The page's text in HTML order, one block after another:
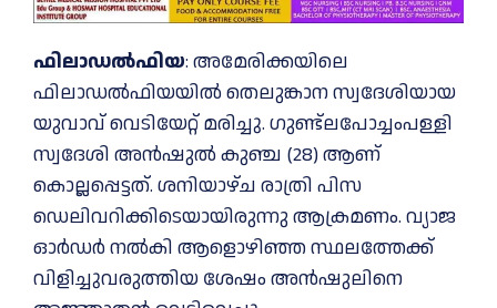
ഫിലാഡല്‍ഫിയ: അമേരിക്കയിലെ
ഫിലാഡല്‍ഫിയയില്‍ തെലുങ്കാന സ്വദേശിയായ
യുവാവ് വെടിയേറ്റ് മരിച്ചു. ഗുണ്ട്‌ലപോച്ചംപള്ളി
സ്വദേശി അന്‍ഷുല്‍ കുഞ്ച (28) ആണ്
കൊല്ലപ്പെട്ടത്. ശനിയാഴ്ച രാത്രി പിസ
ഡെലിവറിക്കിടെയായിരുന്നു ആക്രമണം. വ്യാജ
ഓര്‍ഡര്‍ നല്‍കി ആളൊഴിഞ്ഞ സ്ഥലത്തേക്ക്
വിളിച്ചുവരുത്തിയ ശേഷം അന്‍ഷുലിനെ